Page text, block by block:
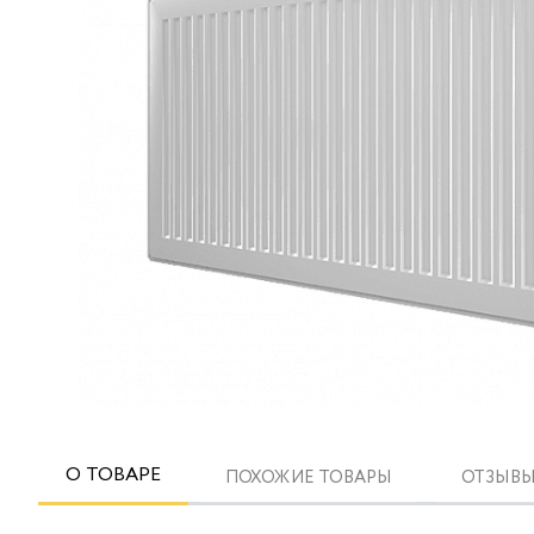
О ТОВАРЕ ПОХОЖИЕ ТОВАРЫ